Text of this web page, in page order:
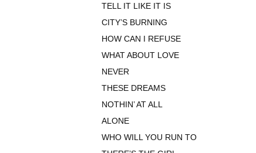
TELL IT LIKE IT IS
CITY’S BURNING
HOW CAN I REFUSE
WHAT ABOUT LOVE
NEVER
THESE DREAMS
NOTHIN’ AT ALL
ALONE
WHO WILL YOU RUN TO